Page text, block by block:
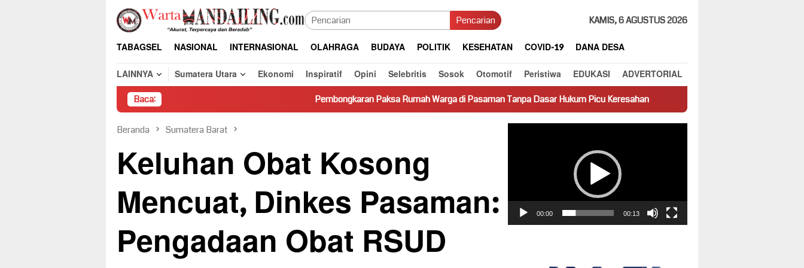
Loncat
konten
Pencarian KAMIS, 6 AGUSTUS 2026
TABAGSEL NASIONAL INTERNASIONAL OLAHRAGA BUDAYA POLITIK KESEHATAN COVID-19
DANA DESA
LAINNYA
Sumatera Utara Ekonomi Inspiratif Opini Selebritis Sosok Otomotif Peristiwa EDUKASI ADVERTORIAL
Baca: Pembongkaran Paksa Rumah Warga di Pasaman Tanpa Dasar Hukum Picu Keresahan Truk Miring Hambat Arus Lalu Lintas di Jalan
Beranda Sumatera Barat
Keluhan Obat Kosong
Mencuat, Dinkes Pasaman:
Pengadaan Obat RSUD
00:00 00:13